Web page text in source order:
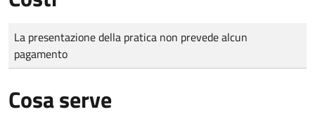
Tipo di pagamento
Importo
La presentazione della pratica non prevede alcun
pagamento
Cosa serve